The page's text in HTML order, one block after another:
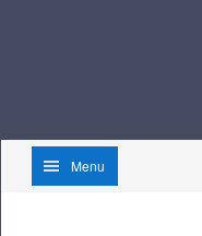
Menu